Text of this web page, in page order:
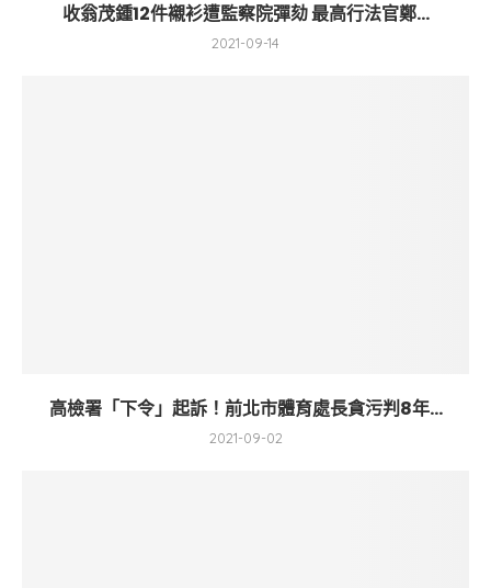
收翁茂鍾12件襯衫遭監察院彈劾 最高行法官鄭...
2021-09-14
高檢署「下令」起訴！前北市體育處長貪污判8年...
2021-09-02